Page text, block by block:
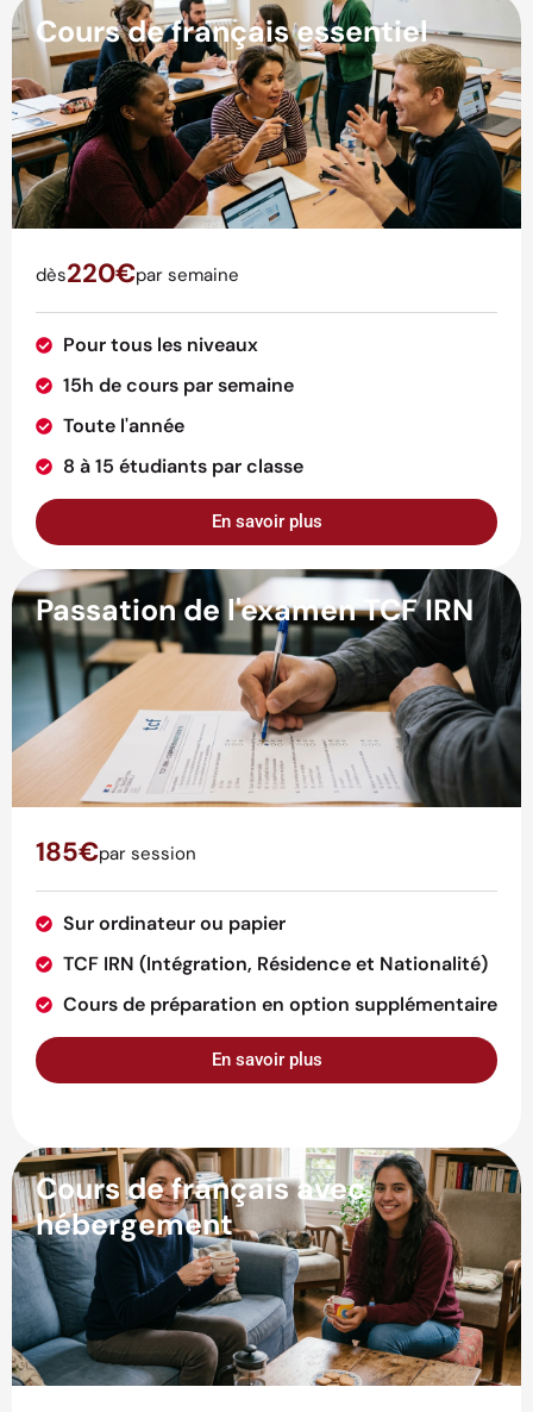
Cours de français essentiel
dès220€par semaine
Pour tous les niveaux
15h de cours par semaine
Toute l'année
8 à 15 étudiants par classe
En savoir plus
Passation de l'examen TCF IRN
185€par session
Sur ordinateur ou papier
TCF IRN (Intégration, Résidence et Nationalité)
Cours de préparation en option supplémentaire
En savoir plus
Cours de français avec
hébergement